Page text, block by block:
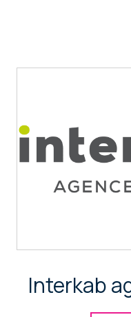
Interkab